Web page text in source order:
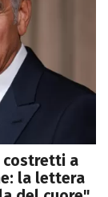
costretti a
la lettera